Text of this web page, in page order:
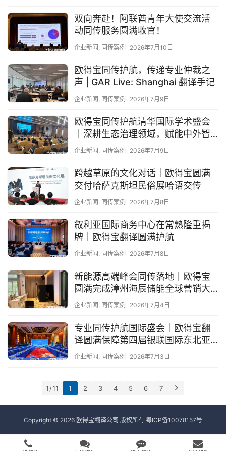
双向奔赴！阿联酋青年大使交流活
动同传服务圆满收官！
企业新闻 同传案例 2026年7月10日
欧得宝同传护航，传递专业仲裁之
声 | GAR Live: Shanghai 翻译手记
企业新闻 同传案例 2026年7月9日
欧得宝同传护航清华国际学术盛会
｜深耕生态治理领域，赋能中外智
慧互通
企业新闻 同传案例 2026年7月9日
跨越草原的文化对话｜欧得宝圆满
交付哈萨克斯坦民俗展哈语交传
企业新闻 同传案例 2026年7月8日
叙利亚国际商务中心在常熟隆重揭
牌｜欧得宝翻译圆满护航
企业新闻 同传案例 2026年7月8日
新能源高端峰会同传落地｜欧得宝
圆满完成漳州海辰储能全球营销大
会英语同传项目
企业新闻 同传案例 2026年7月4日
专业同传护航国际盛会｜欧得宝翻
译圆满保障第四届银联国际东北亚
区域理事会第二次会议
企业新闻 同传案例 2026年7月3日
1 / 11 1 2 3 4 5 6 7
Copyright © 2026 欧得宝翻译公司 版权所有 粤ICP备10078157号